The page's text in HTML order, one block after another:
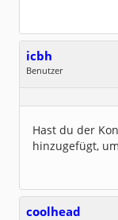
nitor
task:]
[Thu Jul 02
task:]
:
[Thu Jul 02
:
task:]
icbh
Benutzer
Dabei seit:
05 /
Hast du der
hinzugefügt,
coolhead